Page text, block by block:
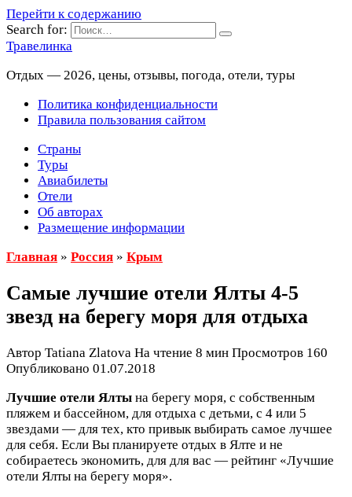
Перейти к содержанию
Search for:
Травелинка
Отдых — 2026, цены, отзывы, погода, отели, туры
Политика конфиденциальности
Правила пользования сайтом
Страны
Туры
Авиабилеты
Отели
Об авторах
Размещение информации
Главная » Россия » Крым
Самые лучшие отели Ялты 4-5
звезд на берегу моря для отдыха
Автор Tatiana Zlatova На чтение 8 мин Просмотров 160
Опубликовано 01.07.2018
Лучшие отели Ялты на берегу моря, с собственным
пляжем и бассейном, для отдыха с детьми, с 4 или 5
звездами — для тех, кто привык выбирать самое лучшее
для себя. Если Вы планируете отдых в Ялте и не
собираетесь экономить, для для вас — рейтинг «Лучшие
отели Ялты на берегу моря».